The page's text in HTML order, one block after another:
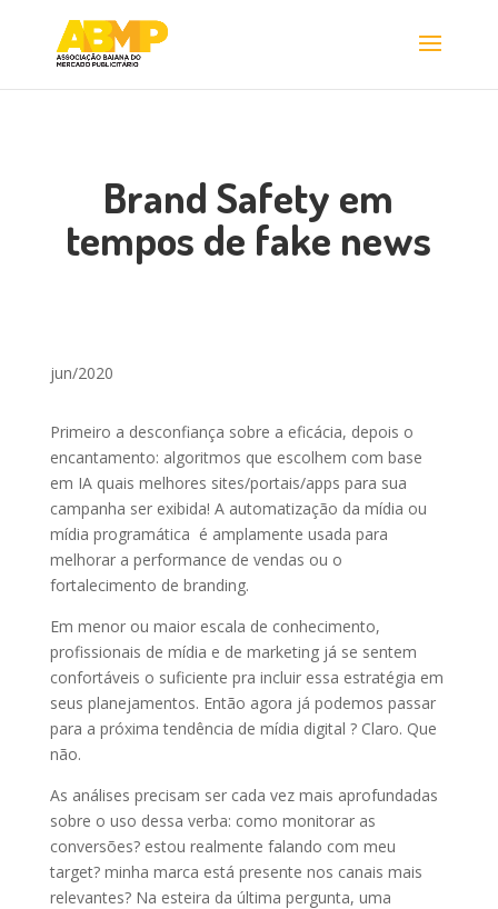
Brand Safety em
tempos de fake news
jun/2020
Primeiro a desconfiança sobre a eficácia, depois o
encantamento: algoritmos que escolhem com base
em IA quais melhores sites/portais/apps para sua
campanha ser exibida! A automatização da mídia ou
mídia programática é amplamente usada para
melhorar a performance de vendas ou o
fortalecimento de branding.
Em menor ou maior escala de conhecimento,
profissionais de mídia e de marketing já se sentem
confortáveis o suficiente pra incluir essa estratégia em
seus planejamentos. Então agora já podemos passar
para a próxima tendência de mídia digital ? Claro. Que
não.
As análises precisam ser cada vez mais aprofundadas
sobre o uso dessa verba: como monitorar as
conversões? estou realmente falando com meu
target? minha marca está presente nos canais mais
relevantes? Na esteira da última pergunta, uma